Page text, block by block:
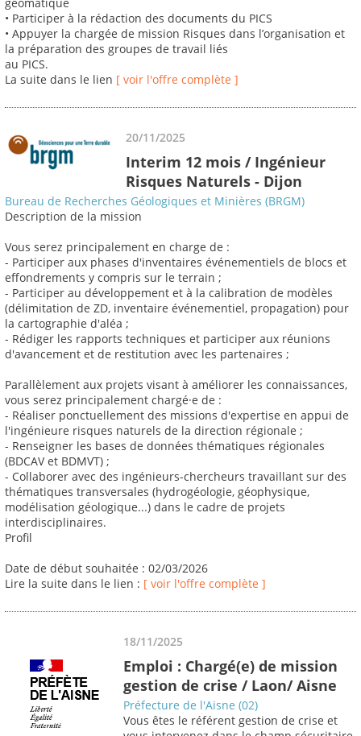
géomatique
• Participer à la rédaction des documents du PICS
• Appuyer la chargée de mission Risques dans l’organisation et
la préparation des groupes de travail liés
au PICS.
La suite dans le lien [ voir l'offre complète ]
20/11/2025
Interim 12 mois / Ingénieur
Risques Naturels - Dijon
Bureau de Recherches Géologiques et Minières (BRGM)
Description de la mission
Vous serez principalement en charge de :
- Participer aux phases d'inventaires événementiels de blocs et
effondrements y compris sur le terrain ;
- Participer au développement et à la calibration de modèles
(délimitation de ZD, inventaire événementiel, propagation) pour
la cartographie d'aléa ;
- Rédiger les rapports techniques et participer aux réunions
d'avancement et de restitution avec les partenaires ;
Parallèlement aux projets visant à améliorer les connaissances,
vous serez principalement chargé·e de :
- Réaliser ponctuellement des missions d'expertise en appui de
l'ingénieure risques naturels de la direction régionale ;
- Renseigner les bases de données thématiques régionales
(BDCAV et BDMVT) ;
- Collaborer avec des ingénieurs-chercheurs travaillant sur des
thématiques transversales (hydrogéologie, géophysique,
modélisation géologique...) dans le cadre de projets
interdisciplinaires.
Profil
Date de début souhaitée : 02/03/2026
Lire la suite dans le lien : [ voir l'offre complète ]
18/11/2025
Emploi : Chargé(e) de mission
gestion de crise / Laon/ Aisne
Préfecture de l'Aisne (02)
Vous êtes le référent gestion de crise et